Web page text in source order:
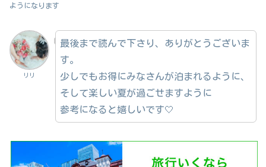
ようになります
リリ
最後まで読んで下さり、ありがとうございま
す。
少しでもお得にみなさんが泊まれるように、
そして楽しい夏が過ごせますように
参考になると嬉しいです🤍